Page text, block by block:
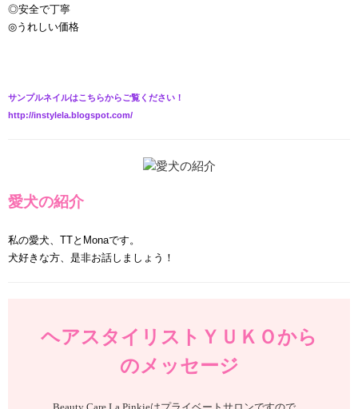
◎安全で丁寧
◎うれしい価格
サンプルネイルはこちらからご覧ください！
http://instylela.blogspot.com/
愛犬の紹介
私の愛犬、TTとMonaです。
犬好きな方、是非お話しましょう！
ヘアスタイリストＹＵＫＯから
のメッセージ